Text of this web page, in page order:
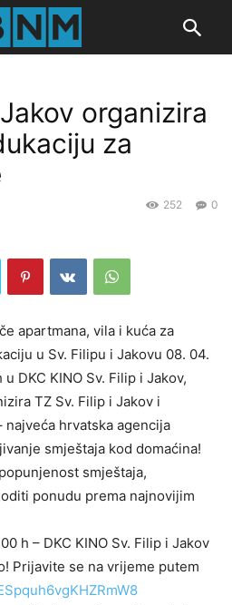
organizira
za
0
252
apartmana, vila i kuća za
u Sv. Filipu i Jakovu 08. 04.
DKC KINO Sv. Filip i Jakov,
TZ Sv. Filip i Jakov i
najveća hrvatska agencija
smještaja kod domaćina!
smještaja,
ponudu prema najnovijim
h – DKC KINO Sv. Filip i Jakov
Prijavite se na vrijeme putem